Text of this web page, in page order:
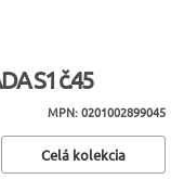
S1 č.45
MPN: 0201002899045
Celá kolekcia